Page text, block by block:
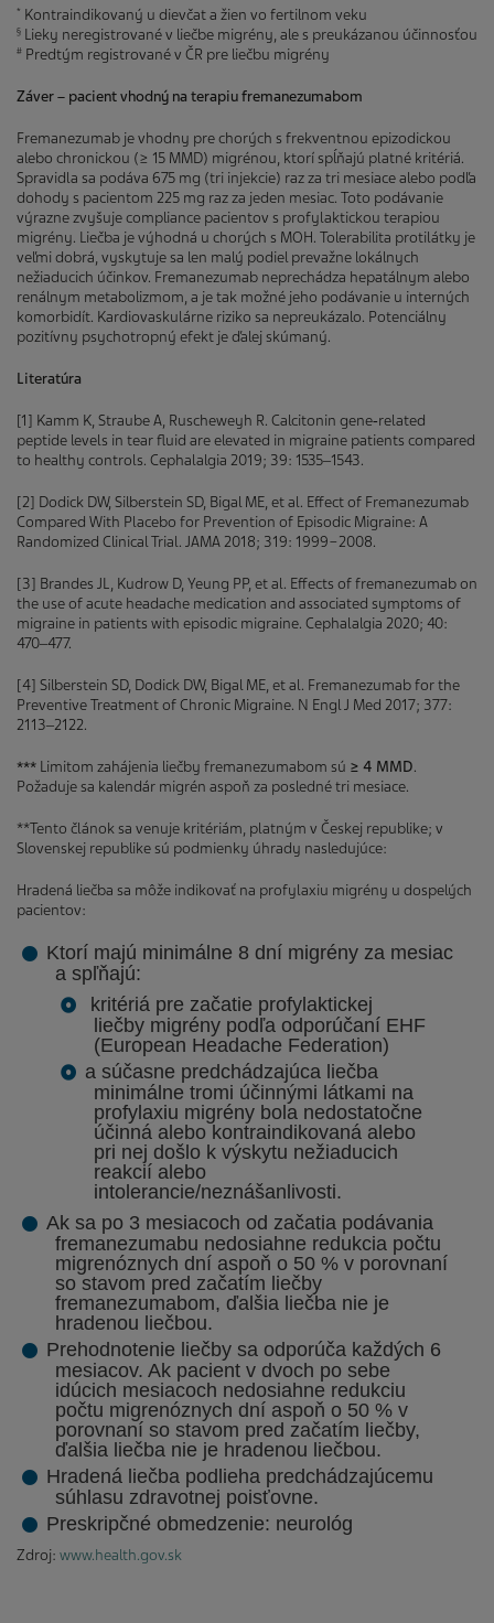
* Kontraindikovaný u dievčat a žien vo fertilnom veku
§ Lieky neregistrované v liečbe migrény, ale s preukázanou účinnosťou
# Predtým registrované v ČR pre liečbu migrény
Záver – pacient vhodný na terapiu fremanezumabom
Fremanezumab je vhodny pre chorých s frekventnou epizodickou
alebo chronickou (≥ 15 MMD) migrénou, ktorí spĺňajú platné kritériá.
Spravidla sa podáva 675 mg (tri injekcie) raz za tri mesiace alebo podľa
dohody s pacientom 225 mg raz za jeden mesiac. Toto podávanie
výrazne zvyšuje compliance pacientov s profylaktickou terapiou
migrény. Liečba je výhodná u chorých s MOH. Tolerabilita protilátky je
veľmi dobrá, vyskytuje sa len malý podiel prevažne lokálnych
nežiaducich účinkov. Fremanezumab neprechádza hepatálnym alebo
renálnym metabolizmom, a je tak možné jeho podávanie u interných
komorbidít. Kardiovaskulárne riziko sa nepreukázalo. Potenciálny
pozitívny psychotropný efekt je ďalej skúmaný.
Literatúra
[1] Kamm K, Straube A, Ruscheweyh R. Calcitonin gene‑related
peptide levels in tear fluid are elevated in migraine patients compared
to healthy controls. Cephalalgia 2019; 39: 1535‒1543.
[2] Dodick DW, Silberstein SD, Bigal ME, et al. Effect of Fremanezumab
Compared With Placebo for Prevention of Episodic Migraine: A
Randomized Clinical Trial. JAMA 2018; 319: 1999−2008.
[3] Brandes JL, Kudrow D, Yeung PP, et al. Effects of fremanezumab on
the use of acute headache medication and associated symptoms of
migraine in patients with episodic migraine. Cephalalgia 2020; 40:
470‒477.
[4] Silberstein SD, Dodick DW, Bigal ME, et al. Fremanezumab for the
Preventive Treatment of Chronic Migraine. N Engl J Med 2017; 377:
2113‒2122.
*** Limitom zahájenia liečby fremanezumabom sú ≥ 4 MMD.
Požaduje sa kalendár migrén aspoň za posledné tri mesiace.
**Tento článok sa venuje kritériám, platným v Českej republike; v
Slovenskej republike sú podmienky úhrady nasledujúce:
Hradená liečba sa môže indikovať na profylaxiu migrény u dospelých
pacientov:
Ktorí majú minimálne 8 dní migrény za mesiac
a spľňajú:
kritériá pre začatie profylaktickej
liečby migrény podľa odporúčaní EHF
(European Headache Federation)
a súčasne predchádzajúca liečba
minimálne tromi účinnými látkami na
profylaxiu migrény bola nedostatočne
účinná alebo kontraindikovaná alebo
pri nej došlo k výskytu nežiaducich
reakcií alebo
intolerancie/neznášanlivosti.
Ak sa po 3 mesiacoch od začatia podávania
fremanezumabu nedosiahne redukcia počtu
migrenóznych dní aspoň o 50 % v porovnaní
so stavom pred začatím liečby
fremanezumabom, ďalšia liečba nie je
hradenou liečbou.
Prehodnotenie liečby sa odporúča každých 6
mesiacov. Ak pacient v dvoch po sebe
idúcich mesiacoch nedosiahne redukciu
počtu migrenóznych dní aspoň o 50 % v
porovnaní so stavom pred začatím liečby,
ďalšia liečba nie je hradenou liečbou.
Hradená liečba podlieha predchádzajúcemu
súhlasu zdravotnej poisťovne.
Preskripčné obmedzenie: neurológ
Zdroj: www.health.gov.sk